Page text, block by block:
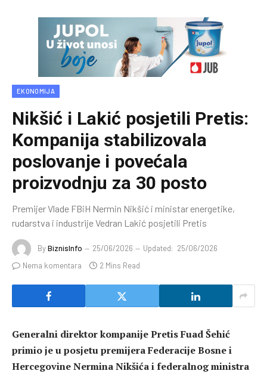
EKONOMIJA
Nikšić i Lakić posjetili Pretis:
Kompanija stabilizovala
poslovanje i povećala
proizvodnju za 30 posto
Premijer Vlade FBiH Nermin Nikšić i ministar energetike,
rudarstva i industrije Vedran Lakić posjetili Pretis
ByBiznisInfo 25/06/2026 Updated: 25/06/2026
Nema komentara
2 Mins Read
Generalni direktor kompanije Pretis Fuad Šehić
primio je u posjetu premijera Federacije Bosne i
Hercegovine Nermina Nikšića i federalnog ministra